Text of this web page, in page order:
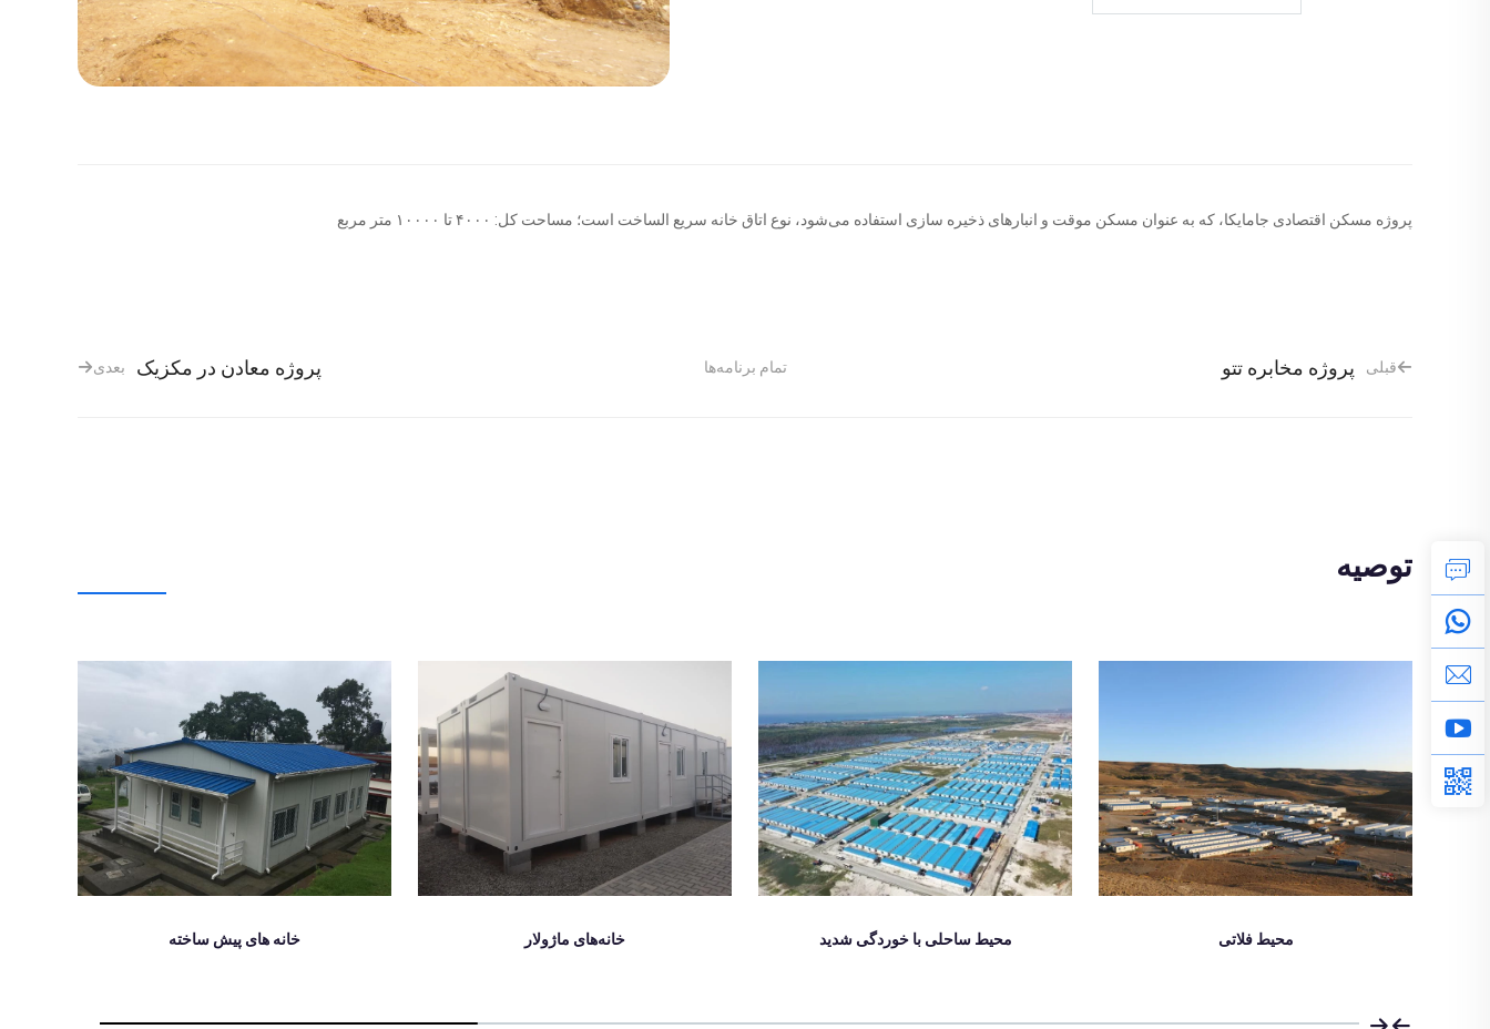
پروژه مسکن اقتصادی جامایکا، که به عنوان مسکن موقت و انبارهای ذخیره سازی استفاده می‌شود، نوع اتاق خانه سریع الساخت است؛ مساحت کل: ۴۰۰۰ تا ۱۰۰۰۰ متر مربع
قبلی پروژه مخابره تتو تمام برنامه‌ها بعدی پروژه معادن در مکزیک
توصیه
محیط فلاتی محیط ساحلی با خوردگی شدید خانه‌های ماژولار خانه های پیش ساخته